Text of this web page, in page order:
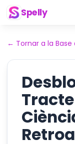
Spelly
← Tornar a la